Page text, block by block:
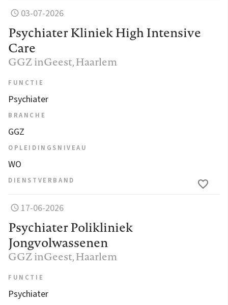
03-07-2026
Psychiater Kliniek High Intensive
Care
GGZ inGeest, Haarlem
FUNCTIE
Psychiater
BRANCHE
GGZ
OPLEIDINGSNIVEAU
WO
DIENSTVERBAND
17-06-2026
Psychiater Polikliniek
Jongvolwassenen
GGZ inGeest, Haarlem
FUNCTIE
Psychiater